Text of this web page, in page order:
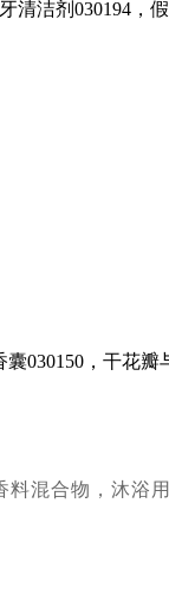
洁剂030194，
030150，干花
料混合物，沐浴